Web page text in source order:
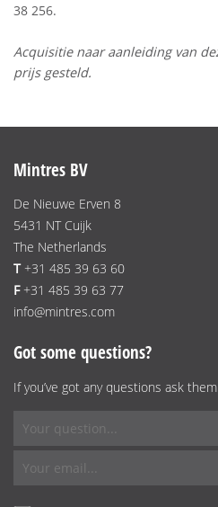
38 256.
Acquisitie naar aanleiding van
prijs gesteld.
Mintres BV
De Nieuwe Erven 8
5431 NT Cuijk
The Netherlands
T+31 485 39 63 60
F+31 485 39 63 77
info@mintres.com
Got some questions?
If you’ve got any questions ask